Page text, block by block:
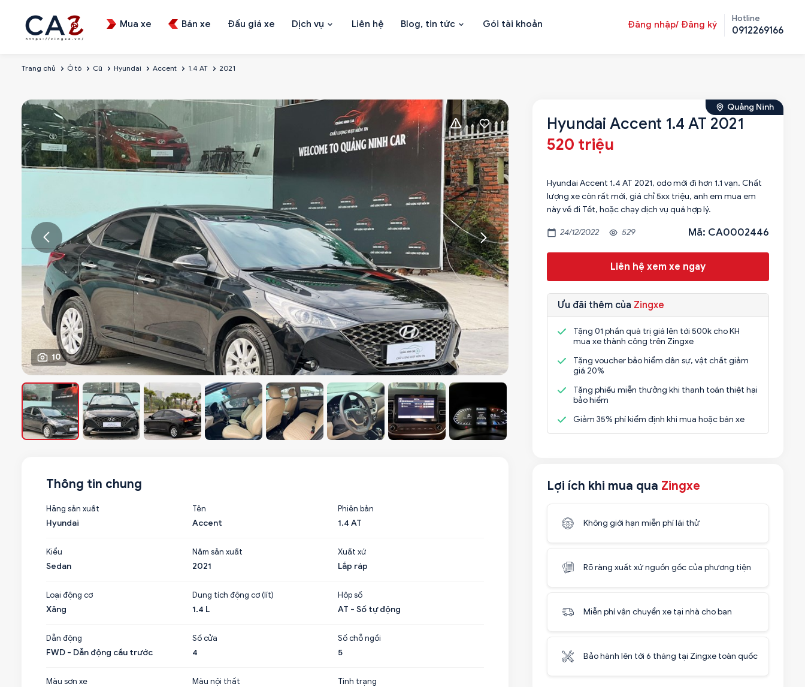
Mua xe Bán xe Đấu giá xe Dịch vụ Liên hệ Blog, tin tức Gói tài khoản Đăng nhập/ Đăng ký
Hotline
0912269166
Trang chủ Ô tô Cũ Hyundai Accent 1.4 AT 2021
10
Quảng Ninh
Hyundai Accent 1.4 AT 2021
520 triệu
Hyundai Accent 1.4 AT 2021, odo mới đi hơn 1.1 vạn. Chất
lượng xe còn rất mới, giá chỉ 5xx triệu, anh em mua em
này về đi Tết, hoặc chạy dịch vụ quá hợp lý.
24/12/2022 529 Mã: CA0002446
Liên hệ xem xe ngay
Ưu đãi thêm của Zingxe
Tặng 01 phần quà trị giá lên tới 500k cho KH
mua xe thành công trên Zingxe
Tặng voucher bảo hiểm dân sự, vật chất giảm
giá 20%
Tặng phiếu miễn thưởng khi thanh toán thiệt hại
bảo hiểm
Giảm 35% phí kiểm định khi mua hoặc bán xe
Lợi ích khi mua qua Zingxe
Không giới hạn miễn phí lái thử
Rõ ràng xuất xứ nguồn gốc của phương tiện
Miễn phí vận chuyển xe tại nhà cho bạn
Bảo hành lên tới 6 tháng tại Zingxe toàn quốc
Thông tin chung
Hãng sản xuất
Hyundai
Tên
Accent
Phiên bản
1.4 AT
Kiểu
Sedan
Năm sản xuất
2021
Xuất xứ
Lắp ráp
Loại động cơ
Xăng
Dung tích động cơ (lít)
1.4 L
Hộp số
AT - Số tự động
Dẫn động
FWD - Dẫn động cầu trước
Số cửa
4
Số chỗ ngồi
5
Màu sơn xe
Màu nội thất
Tình trạng